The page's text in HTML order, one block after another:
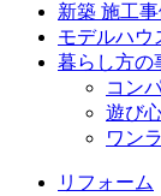
新築 施工事
モデルハウ
暮らし方の
コン
遊び
ワン
リフォーム